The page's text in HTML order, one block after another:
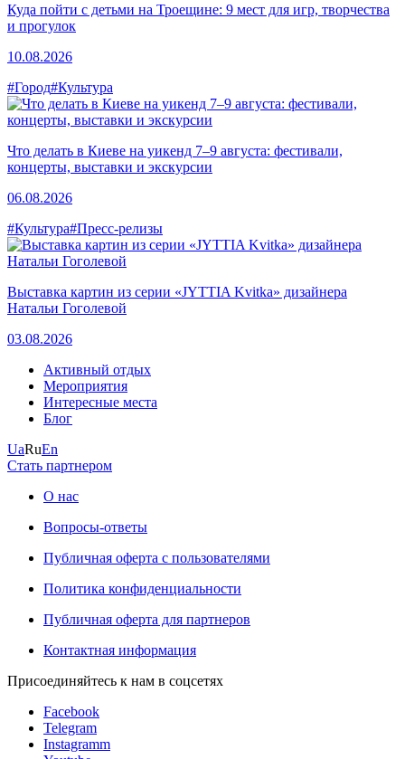
Куда пойти с детьми на Троещине: 9 мест для игр, творчества
и прогулок
10.08.2026
#Город#Культура
Что делать в Киеве на уикенд 7–9 августа: фестивали,
концерты, выставки и экскурсии
06.08.2026
#Культура#Пресс-релизы
Выставка картин из серии «JYTTIA Kvitka» дизайнера
Натальи Гоголевой
03.08.2026
Активный отдых
Мероприятия
Интересные места
Блог
UaRuEn
Стать партнером
О нас
Вопросы-ответы
Публичная оферта с пользователями
Политика конфиденциальности
Публичная оферта для партнеров
Контактная информация
Присоединяйтесь к нам в соцсетях
Facebook
Telegram
Instagramm